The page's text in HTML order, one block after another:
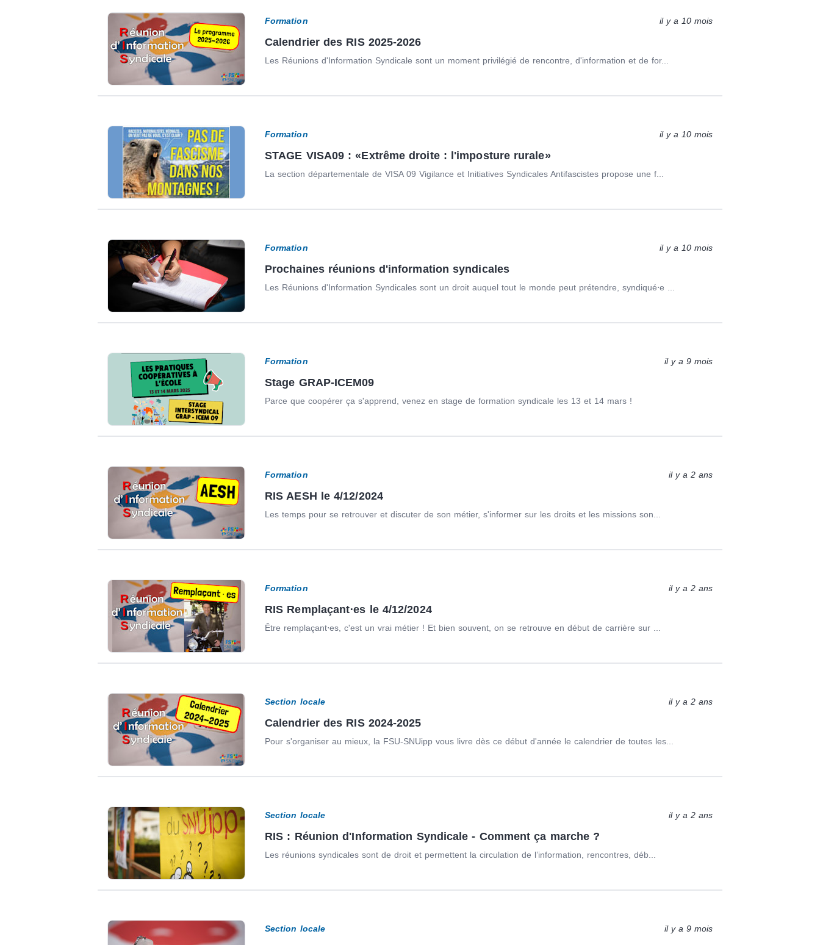
Formation il y a 10 mois
Calendrier des RIS 2025-2026
Les Réunions d'Information Syndicale sont un moment privilégié de rencontre, d'information et de for...
Formation il y a 10 mois
STAGE VISA09 : «Extrême droite : l'imposture rurale»
La section départementale de VISA 09 Vigilance et Initiatives Syndicales Antifascistes propose une f...
Formation il y a 10 mois
Prochaines réunions d'information syndicales
Les Réunions d'Information Syndicales sont un droit auquel tout le monde peut prétendre, syndiqué⋅e ...
Formation il y a 9 mois
Stage GRAP-ICEM09
Parce que coopérer ça s'apprend, venez en stage de formation syndicale les 13 et 14 mars !
Formation il y a 2 ans
RIS AESH le 4/12/2024
Les temps pour se retrouver et discuter de son métier, s'informer sur les droits et les missions son...
Formation il y a 2 ans
RIS Remplaçant⋅es le 4/12/2024
Être remplaçant⋅es, c'est un vrai métier ! Et bien souvent, on se retrouve en début de carrière sur ...
Section locale il y a 2 ans
Calendrier des RIS 2024-2025
Pour s'organiser au mieux, la FSU-SNUipp vous livre dès ce début d'année le calendrier de toutes les...
Section locale il y a 2 ans
RIS : Réunion d'Information Syndicale - Comment ça marche ?
Les réunions syndicales sont de droit et permettent la circulation de l’information, rencontres, déb...
Section locale il y a 9 mois